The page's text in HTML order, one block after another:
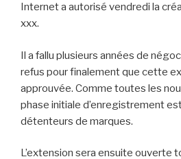
Internet a autorisé vendredi la
xxx.
Il a fallu plusieurs années de
refus pour finalement que cette
approuvée. Comme toutes les
phase initiale d’enregistrement
détenteurs de marques.
L’extension sera ensuite ouverte